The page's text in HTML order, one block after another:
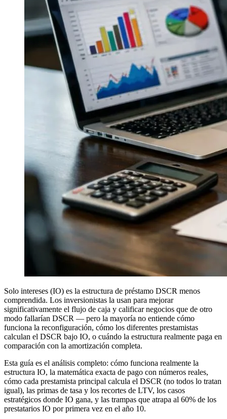
Solo intereses (IO) es la estructura de préstamo DSCR menos
comprendida. Los inversionistas la usan para mejorar
significativamente el flujo de caja y calificar negocios que de otro
modo fallarían DSCR — pero la mayoría no entiende cómo
funciona la reconfiguración, cómo los diferentes prestamistas
calculan el DSCR bajo IO, o cuándo la estructura realmente paga en
comparación con la amortización completa.
Esta guía es el análisis completo: cómo funciona realmente la
estructura IO, la matemática exacta de pago con números reales,
cómo cada prestamista principal calcula el DSCR (no todos lo tratan
igual), las primas de tasa y los recortes de LTV, los casos
estratégicos donde IO gana, y las trampas que atrapa al 60% de los
prestatarios IO por primera vez en el año 10.